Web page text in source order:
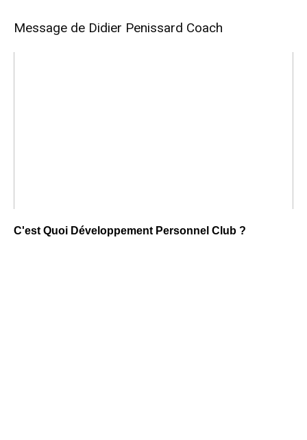
Message de Didier Penissard Coach
C'est Quoi Développement Personnel Club ?